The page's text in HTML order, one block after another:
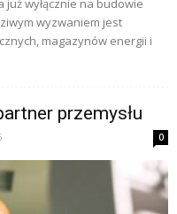
wyzwaniem jest
magazynów energii i
przemysłu
0